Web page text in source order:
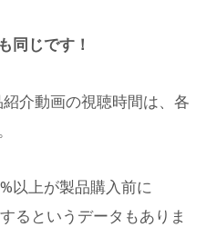
同じです！
介動画の視聴時間は、各
以上が製品購入前に
るというデータもありま